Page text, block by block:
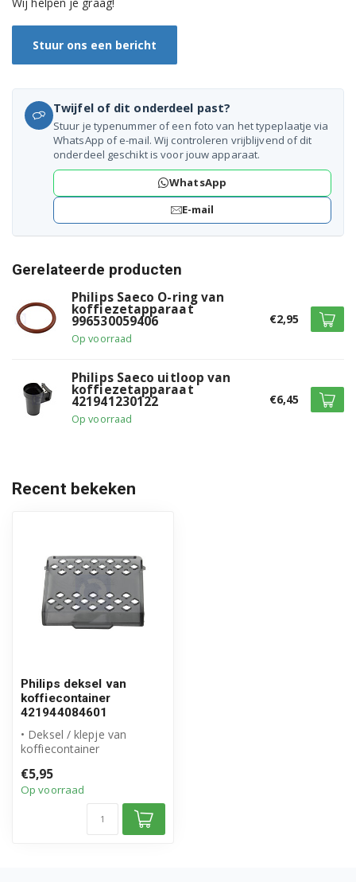
EP4321/50
EP4346/70
EP4349/70
EP5444/90
Stuur ons een bericht
Twijfel of dit onderdeel past?
Stuur je typenummer of een foto van het typeplaatje via
WhatsApp of e-mail. Wij controleren vrijblijvend of dit
onderdeel geschikt is voor jouw apparaat.
WhatsApp
E-mail
Gerelateerde producten
Philips Saeco O-ring van
koffiezetapparaat
996530059406
Op voorraad
€2,95
Philips Saeco uitloop van
koffiezetapparaat
421941230122
Op voorraad
€6,45
Recent bekeken
Philips deksel van
koffiecontainer
421944084601
• Deksel / klepje van
koffiecontainer
• Origineel Philips Saeco p...
€5,95
Op voorraad